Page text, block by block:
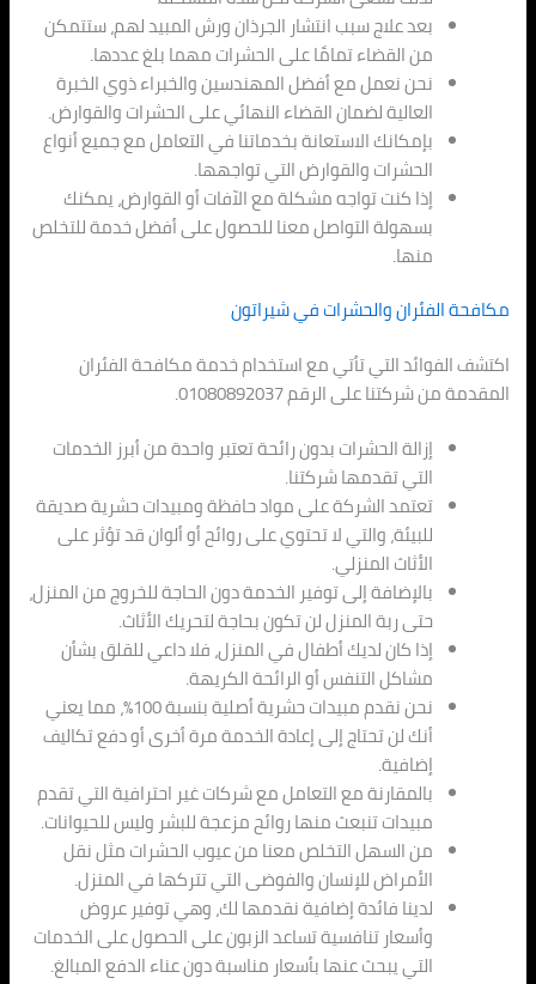
بعد علاج سبب انتشار الجرذان ورش المبيد لهم، ستتمكن
من القضاء تمامًا على الحشرات مهما بلغ عددها.
نحن نعمل مع أفضل المهندسين والخبراء ذوي الخبرة
العالية لضمان القضاء النهائي على الحشرات والقوارض.
بإمكانك الاستعانة بخدماتنا في التعامل مع جميع أنواع
الحشرات والقوارض التي تواجهها.
إذا كنت تواجه مشكلة مع الآفات أو القوارض، يمكنك
بسهولة التواصل معنا للحصول على أفضل خدمة للتخلص
منها.
مكافحة الفئران والحشرات في شيراتون
اكتشف الفوائد التي تأتي مع استخدام خدمة مكافحة الفئران
المقدمة من شركتنا على الرقم 01080892037.
إزالة الحشرات بدون رائحة تعتبر واحدة من أبرز الخدمات
التي تقدمها شركتنا.
تعتمد الشركة على مواد حافظة ومبيدات حشرية صديقة
للبيئة، والتي لا تحتوي على روائح أو ألوان قد تؤثر على
الأثاث المنزلي.
بالإضافة إلى توفير الخدمة دون الحاجة للخروج من المنزل،
حتى ربة المنزل لن تكون بحاجة لتحريك الأثاث.
إذا كان لديك أطفال في المنزل، فلا داعي للقلق بشأن
مشاكل التنفس أو الرائحة الكريهة.
نحن نقدم مبيدات حشرية أصلية بنسبة 100٪، مما يعني
أنك لن تحتاج إلى إعادة الخدمة مرة أخرى أو دفع تكاليف
إضافية.
بالمقارنة مع التعامل مع شركات غير احترافية التي تقدم
مبيدات تنبعث منها روائح مزعجة للبشر وليس للحيوانات.
من السهل التخلص معنا من عيوب الحشرات مثل نقل
الأمراض للإنسان والفوضى التي تتركها في المنزل.
لدينا فائدة إضافية نقدمها لك، وهي توفير عروض
وأسعار تنافسية تساعد الزبون على الحصول على الخدمات
التي يبحث عنها بأسعار مناسبة دون عناء الدفع المبالغ.